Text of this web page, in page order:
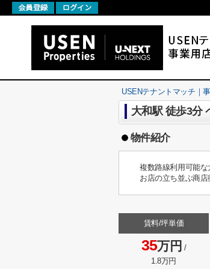
USENテナントマッチ｜
大和駅 徒歩3分
物件紹介
複数路線利用可能
お店の立ち並ぶ商
賃料/坪単価
35万円 /
1.8万円